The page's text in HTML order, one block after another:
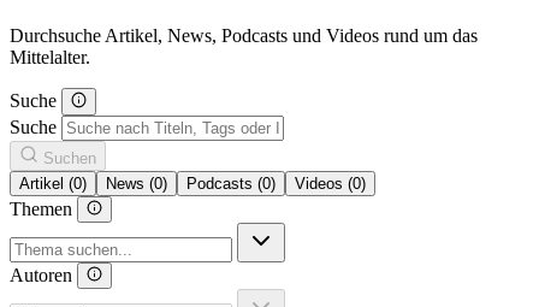
Durchsuche Artikel, News, Podcasts und Videos rund um das
Mittelalter.
Suche
Suche
Suchen
Artikel (0)
News (0) Podcasts (0) Videos (0)
Themen
Autoren